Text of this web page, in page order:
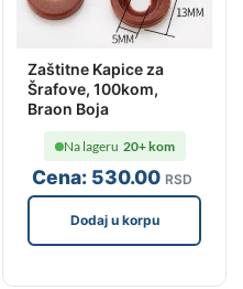
Zaštitne Kapice za
Šrafove, 100kom,
Braon Boja
Cena: 530.00 RSD
Na lageru 20+ kom
Dodaj u korpu